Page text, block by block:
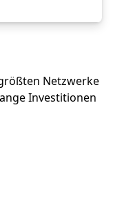
Netzwerke
Investitionen